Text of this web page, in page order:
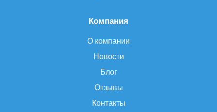
Компания
О компании
Новости
Блог
Отзывы
Контакты